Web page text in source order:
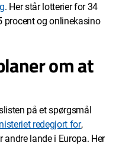
. Her står lotterier for 34
procent og onlinekasino
om at
på et spørgsmål
redegjort for,
lande i Europa. Her